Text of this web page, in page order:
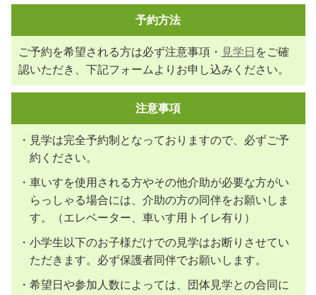
予約方法
ご予約を希望される方は必ず注意事項・ 見学日 をご確
認いただき、下記フォームよりお申し込みください。
注意事項
・見学は完全予約制となっておりますので、必ずご予
約ください。
・車いすを使用される方やその他介助が必要な方がい
らっしゃる場合には、介助の方の同伴をお願いしま
す。（エレベーター、車いす用トイレ有り）
・小学生以下のお子様だけでの見学はお断りさせてい
ただきます。必ず保護者同伴でお願いします。
・希望日や参加人数によっては、団体見学との合同に